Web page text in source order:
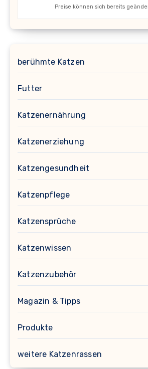
Preise können sich bereits
berühmte Katzen
Futter
Katzenernährung
Katzenerziehung
Katzengesundheit
Katzenpflege
Katzensprüche
Katzenwissen
Katzenzubehör
Magazin & Tipps
Produkte
weitere Katzenrassen